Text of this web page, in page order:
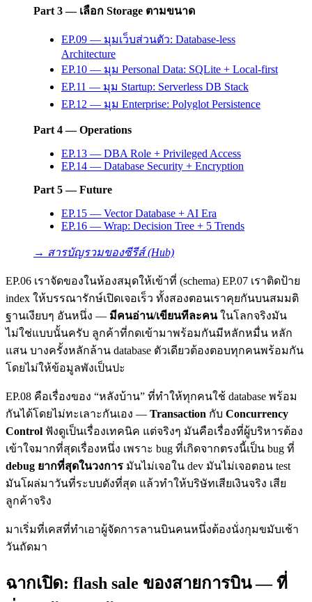
Part 3 — เลือก Storage ตามขนาด
EP.09 — มุมเว็บส่วนตัว: Database-less
Architecture
EP.10 — มุม Personal Data: SQLite + Local-first
EP.11 — มุม Startup: Serverless DB Stack
EP.12 — มุม Enterprise: Polyglot Persistence
Part 4 — Operations
EP.13 — DBA Role + Privileged Access
EP.14 — Database Security + Encryption
Part 5 — Future
EP.15 — Vector Database + AI Era
EP.16 — Wrap: Decision Tree + 5 Trends
→ สารบัญรวมของซีรีส์ (Hub)
EP.06 เราจัดของในห้องสมุดให้เข้าที่ (schema) EP.07 เราติดป้าย
index ให้บรรณารักษ์เปิดเจอเร็ว ทั้งสองตอนเราคุยกันบนสมมติ
ฐานเงียบๆ อันหนึ่ง — มีคนอ่าน/เขียนทีละคนในโลกจริงมัน
ไม่ใช่แบบนั้นครับ ลูกค้าที่กดเข้ามาพร้อมกันมีหลักหมื่น หลัก
แสน บางครั้งหลักล้าน database ตัวเดียวต้องตอบทุกคนพร้อมกัน
โดยไม่ให้ข้อมูลพังเป็นปะ
EP.08 คือเรื่องของ “หลังบ้าน” ที่ทำให้ทุกคนใช้ database พร้อม
กันได้โดยไม่ทะเลาะกันเอง — Transaction กับ Concurrency
Control ฟังดูเป็นเรื่องเทคนิค แต่จริงๆ มันคือเรื่องที่ผู้บริหารต้อง
เข้าใจมากที่สุดเรื่องหนึ่ง เพราะ bug ที่เกิดจากตรงนี้เป็น bug ที่
debug ยากที่สุดในวงการ มันไม่เจอใน dev มันไม่เจอตอน test
มันโผล่มาวันที่ระบบดังที่สุด แล้วทำให้บริษัทเสียเงินจริง เสีย
ลูกค้าจริง
มาเริ่มที่เคสที่ทำเอาผู้จัดการลานบินคนหนึ่งต้องนั่งกุมขมับเช้า
วันถัดมา
ฉากเปิด: flash sale ของสายการบิน — ที่